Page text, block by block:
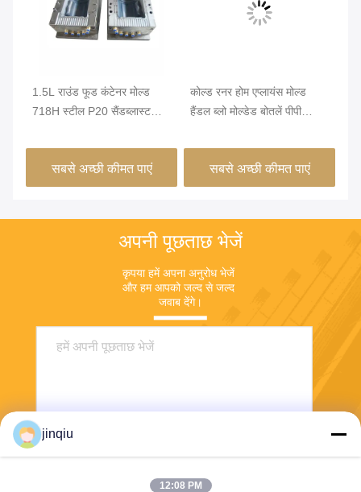
1.5L राउंड फूड कंटेनर मोल्ड
718H स्टील P20 सैंडब्लास्ट
सबसे अच्छी कीमत पाएं
कोल्ड रनर होम एप्लायंस मोल्ड
हैंडल ब्लो मोल्डेड बोतलें पीपी
सबसे अच्छी कीमत पाएं
अपनी पूछताछ भेजें
कृपया हमें अपना अनुरोध भेजें
और हम आपको जल्द से जल्द
जवाब देंगे।
jinqiu
12:08 PM